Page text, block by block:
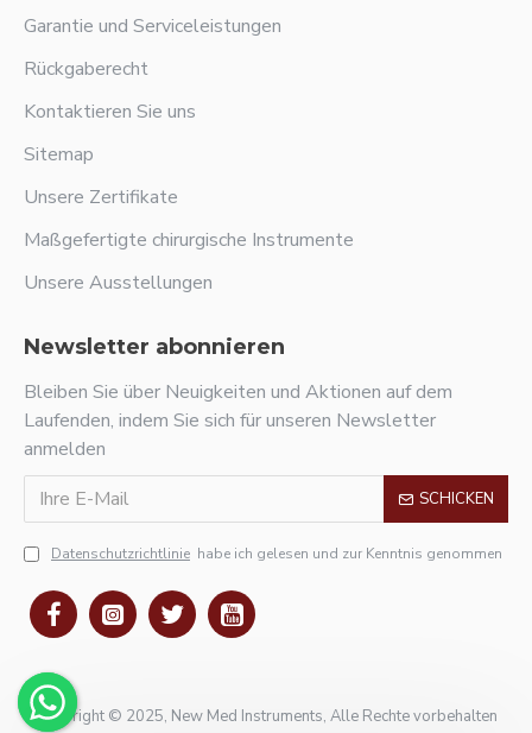
Garantie und Serviceleistungen
Rückgaberecht
Kontaktieren Sie uns
Sitemap
Unsere Zertifikate
Maßgefertigte chirurgische Instrumente
Unsere Ausstellungen
Newsletter abonnieren
Bleiben Sie über Neuigkeiten und Aktionen auf dem
Laufenden, indem Sie sich für unseren Newsletter
anmelden
SCHICKEN
Datenschutzrichtlinie habe ich gelesen und zur Kenntnis genommen
Copyright © 2025, New Med Instruments, Alle Rechte vorbehalten